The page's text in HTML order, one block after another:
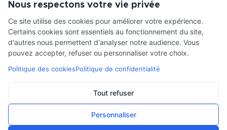
Lexique
Comment choisir ma pompe
INFORMATIONS LÉGALES
Mentions légales
Nous respectons votre vie privée
Ce site utilise des cookies pour améliorer votre expérience.
Certains cookies sont essentiels au fonctionnement du site,
d'autres nous permettent d'analyser notre audience. Vous
pouvez accepter, refuser ou personnaliser votre choix.
Politique des cookiesPolitique de confidentialité
Tout refuser
Personnaliser